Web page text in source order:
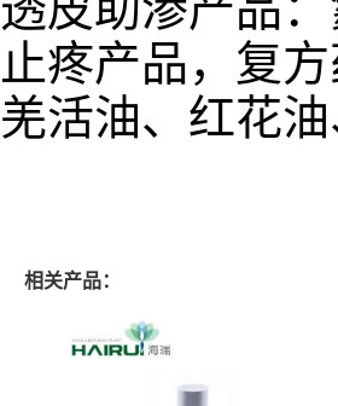
止疼产品，复
羌活油、红花
相关产品：